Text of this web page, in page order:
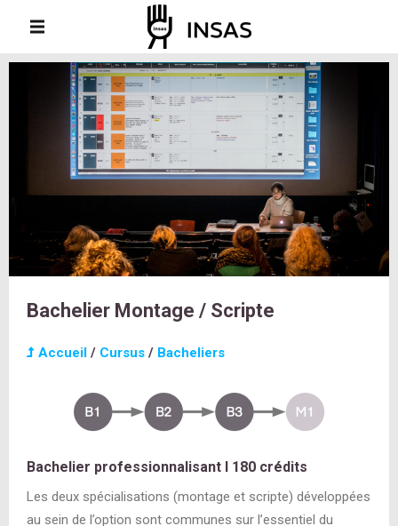
Bachelier Montage / Scripte
Accueil / Cursus / Bacheliers
Bachelier professionnalisant I 180 crédits
Les deux spécialisations (montage et scripte) développées
au sein de l’option sont communes sur l’essentiel du